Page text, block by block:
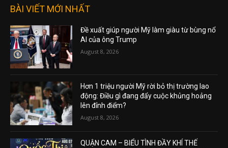
BÀI VIẾT MỚI NHẤT
Đề xuất giúp người Mỹ làm giàu từ bùng nổ
AI của ông Trump
August 8, 2026
Hơn 1 triệu người Mỹ rời bỏ thị trường lao
động: Điều gì đang đẩy cuộc khủng hoảng
lên đỉnh điểm?
August 8, 2026
QUẬN CAM – BIỂU TÌNH ĐẦY KHÍ THẾ